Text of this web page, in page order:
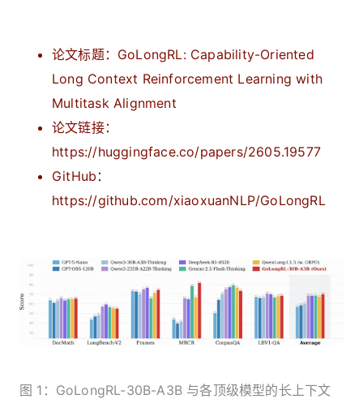
论文标题： GoLongRL: Capability-Oriented
Long Context Reinforcement Learning with
Multitask Alignment
论文链接：
https://huggingface.co/papers/2605.19577
GitHub：
https://github.com/xiaoxuanNLP/GoLongRL
图 1：GoLongRL-30B-A3B 与各顶级模型的长上下文